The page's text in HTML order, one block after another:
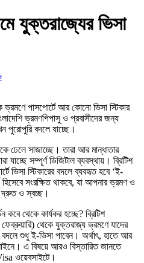
যুক্তরাজ্যের ভিসা
পাসপোর্টে আর কোনো ভিসা স্টিকার
ভ্রমণপিপাসু ও প্রবাসীদের জন্য
পুরোপুরি বদলে যাচ্ছে।
ঢেলে সাজাচ্ছে। তারা আর মান্ধাতার
যাচ্ছে সম্পূর্ণ ডিজিটাল ব্যবস্থায়। ব্রিটিশ
ভিসা স্টিকারের বদলে ব্যবহৃত হবে ‘ই-
সংরক্ষিত থাকবে, যা আপনার ভ্রমণ ও
দ্রুত ও স্বচ্ছ।
থেকে কার্যকর হচ্ছে? ব্রিটিশ
থেকে যুক্তরাজ্য ভ্রমণে যাদের
বদলে শুধু ই-‌ভিসা পাবেন। অর্থাৎ, হাতে আর
এ বিষয়ে আরও বিস্তারিত জানতে
ওয়েবসাইটে।